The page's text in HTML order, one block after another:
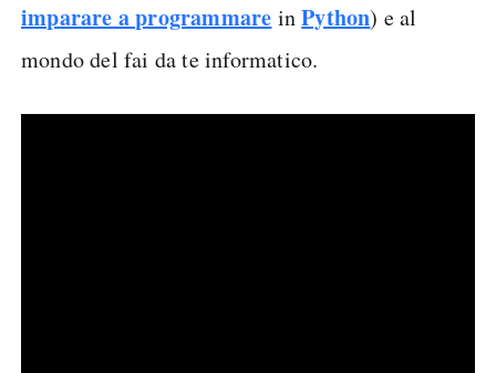
imparare a programmare inPython) e al
mondo del fai da te informatico.